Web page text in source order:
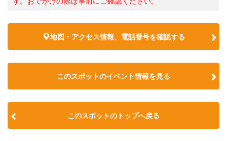
地図・アクセス情報、電話番号を確認する
このスポットのイベント情報を見る
このスポットのトップへ戻る